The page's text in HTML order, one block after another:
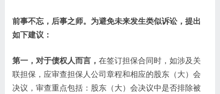
前事不忘，后事之师。为避免未来发生类似诉讼，提出
如下建议：
第一，对于债权人而言， 在签订担保合同时，如涉及关
联担保，应审查担保人公司章程和相应的股东（大）会
决议，审查重点包括：股东（大）会决议中是否排除被